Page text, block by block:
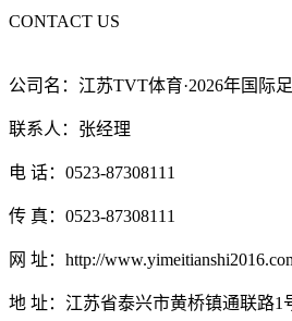
CONTACT US
公司名：江苏TVT体育·2026年国际
联系人：张经理
电 话：0523-87308111
传 真：0523-87308111
网 址：http://
地 址：江苏省泰兴市黄桥镇通联路1